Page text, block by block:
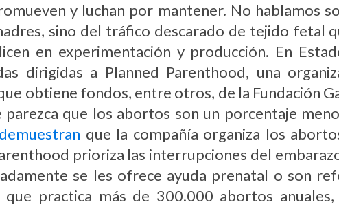
y luchan por mantener. No hablamos
sino del tráfico descarado de tejido fetal
en experimentación y producción. En
dirigidas a Planned Parenthood, una
obtiene fondos, entre otros, de la Fundación
que los abortos son un porcentaje
que la compañía organiza los
prioriza las interrupciones del
se les ofrece ayuda prenatal o son
practica más de 300.000 abortos anuales,